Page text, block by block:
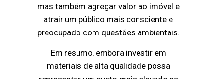
mas também agregar valor ao imóvel e
atrair um público mais consciente e
preocupado com questões ambientais.
Em resumo, embora investir em
materiais de alta qualidade possa